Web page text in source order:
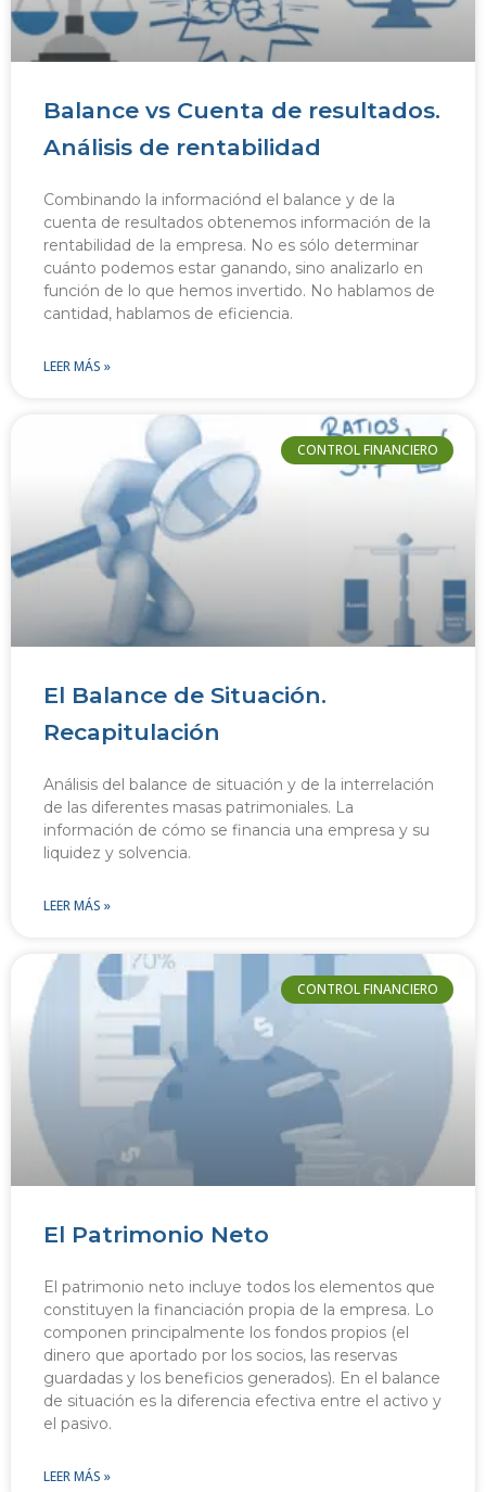
Balance vs Cuenta de resultados.
Análisis de rentabilidad
Combinando la informaciónd el balance y de la
cuenta de resultados obtenemos información de la
rentabilidad de la empresa. No es sólo determinar
cuánto podemos estar ganando, sino analizarlo en
función de lo que hemos invertido. No hablamos de
cantidad, hablamos de eficiencia.
LEER MÁS »
CONTROL FINANCIERO
El Balance de Situación.
Recapitulación
Análisis del balance de situación y de la interrelación
de las diferentes masas patrimoniales. La
información de cómo se financia una empresa y su
liquidez y solvencia.
LEER MÁS »
CONTROL FINANCIERO
El Patrimonio Neto
El patrimonio neto incluye todos los elementos que
constituyen la financiación propia de la empresa. Lo
componen principalmente los fondos propios (el
dinero que aportado por los socios, las reservas
guardadas y los beneficios generados). En el balance
de situación es la diferencia efectiva entre el activo y
el pasivo.
LEER MÁS »